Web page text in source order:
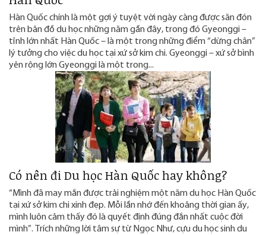
Hàn Quốc chính là một gợi ý tuyệt vời ngày càng được săn đón
trên bản đồ du học những năm gần đây, trong đó Gyeonggi –
tỉnh lớn nhất Hàn Quốc – là một trong những điểm “dừng chân”
lý tưởng cho việc du học tại xứ sở kim chi. Gyeonggi – xứ sở bình
yên rộng lớn Gyeonggi là một trong...
Có nên đi Du học Hàn Quốc hay không?
“Mình đã may mắn được trải nghiệm một năm du học Hàn Quốc
tại xứ sở kim chi xinh đẹp. Mỗi lần nhớ đến khoảng thời gian ấy,
mình luôn cảm thấy đó là quyết định đúng đắn nhất cuộc đời
mình”. Trích những lời tâm sự từ Ngọc Như, cựu du học sinh du